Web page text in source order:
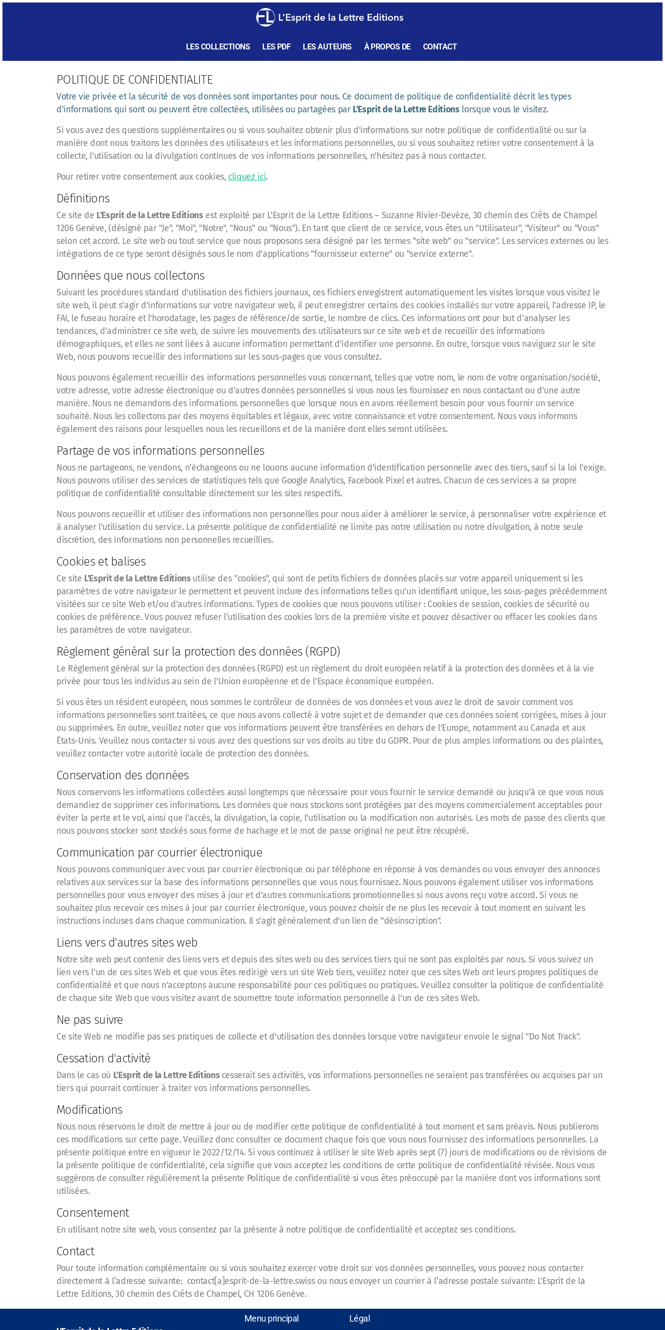
LES COLLECTIONS LES PDF LES AUTEURS À PROPOS DE CONTACT
POLITIQUE DE CONFIDENTIALITE
Votre vie privée et la sécurité de vos données sont importantes pour nous. Ce document de politique de confidentialité décrit les types
d'informations qui sont ou peuvent être collectées, utilisées ou partagées par L'Esprit de la Lettre Editions lorsque vous le visitez.
Si vous avez des questions supplémentaires ou si vous souhaitez obtenir plus d'informations sur notre politique de confidentialité ou sur la
manière dont nous traitons les données des utilisateurs et les informations personnelles, ou si vous souhaitez retirer votre consentement à la
collecte, l'utilisation ou la divulgation continues de vos informations personnelles, n'hésitez pas à nous contacter.
Pour retirer votre consentement aux cookies, cliquez ici.
Définitions
Ce site de L'Esprit de la Lettre Editions est exploité par L'Esprit de la Lettre Editions – Suzanne Rivier-Devèze, 30 chemin des Crêts de Champel
1206 Genève, (désigné par "Je", "Moi", "Notre", "Nous" ou "Nous"). En tant que client de ce service, vous êtes un "Utilisateur", "Visiteur" ou "Vous"
selon cet accord. Le site web ou tout service que nous proposons sera désigné par les termes "site web" ou "service". Les services externes ou les
intégrations de ce type seront désignés sous le nom d'applications "fournisseur externe" ou "service externe".
Données que nous collectons
Suivant les procédures standard d'utilisation des fichiers journaux, ces fichiers enregistrent automatiquement les visites lorsque vous visitez le
site web, il peut s'agir d'informations sur votre navigateur web, il peut enregistrer certains des cookies installés sur votre appareil, l'adresse IP, le
FAI, le fuseau horaire et l'horodatage, les pages de référence/de sortie, le nombre de clics. Ces informations ont pour but d'analyser les
tendances, d'administrer ce site web, de suivre les mouvements des utilisateurs sur ce site web et de recueillir des informations
démographiques, et elles ne sont liées à aucune information permettant d'identifier une personne. En outre, lorsque vous naviguez sur le site
Web, nous pouvons recueillir des informations sur les sous-pages que vous consultez.
Nous pouvons également recueillir des informations personnelles vous concernant, telles que votre nom, le nom de votre organisation/société,
votre adresse, votre adresse électronique ou d'autres données personnelles si vous nous les fournissez en nous contactant ou d'une autre
manière. Nous ne demandons des informations personnelles que lorsque nous en avons réellement besoin pour vous fournir un service
souhaité. Nous les collectons par des moyens équitables et légaux, avec votre connaissance et votre consentement. Nous vous informons
également des raisons pour lesquelles nous les recueillons et de la manière dont elles seront utilisées.
Partage de vos informations personnelles
Nous ne partageons, ne vendons, n’échangeons ou ne louons aucune information d'identification personnelle avec des tiers, sauf si la loi l'exige.
Nous pouvons utiliser des services de statistiques tels que Google Analytics, Facebook Pixel et autres. Chacun de ces services a sa propre
politique de confidentialité consultable directement sur les sites respectifs.
Nous pouvons recueillir et utiliser des informations non personnelles pour nous aider à améliorer le service, à personnaliser votre expérience et
à analyser l'utilisation du service. La présente politique de confidentialité ne limite pas notre utilisation ou notre divulgation, à notre seule
discrétion, des informations non personnelles recueillies.
Cookies et balises
Ce site L'Esprit de la Lettre Editions utilise des "cookies", qui sont de petits fichiers de données placés sur votre appareil uniquement si les
paramètres de votre navigateur le permettent et peuvent inclure des informations telles qu'un identifiant unique, les sous-pages précédemment
visitées sur ce site Web et/ou d'autres informations. Types de cookies que nous pouvons utiliser : Cookies de session, cookies de sécurité ou
cookies de préférence. Vous pouvez refuser l’utilisation des cookies lors de la première visite et pouvez désactiver ou effacer les cookies dans
les paramètres de votre navigateur.
Règlement général sur la protection des données (RGPD)
Le Règlement général sur la protection des données (RGPD) est un règlement du droit européen relatif à la protection des données et à la vie
privée pour tous les individus au sein de l'Union européenne et de l'Espace économique européen.
Si vous êtes un résident européen, nous sommes le contrôleur de données de vos données et vous avez le droit de savoir comment vos
informations personnelles sont traitées, ce que nous avons collecté à votre sujet et de demander que ces données soient corrigées, mises à jour
ou supprimées. En outre, veuillez noter que vos informations peuvent être transférées en dehors de l'Europe, notamment au Canada et aux
États-Unis. Veuillez nous contacter si vous avez des questions sur vos droits au titre du GDPR. Pour de plus amples informations ou des plaintes,
veuillez contacter votre autorité locale de protection des données.
Conservation des données
Nous conservons les informations collectées aussi longtemps que nécessaire pour vous fournir le service demandé ou jusqu'à ce que vous nous
demandiez de supprimer ces informations. Les données que nous stockons sont protégées par des moyens commercialement acceptables pour
éviter la perte et le vol, ainsi que l'accès, la divulgation, la copie, l'utilisation ou la modification non autorisés. Les mots de passe des clients que
nous pouvons stocker sont stockés sous forme de hachage et le mot de passe original ne peut être récupéré.
Communication par courrier électronique
Nous pouvons communiquer avec vous par courrier électronique ou par téléphone en réponse à vos demandes ou vous envoyer des annonces
relatives aux services sur la base des informations personnelles que vous nous fournissez. Nous pouvons également utiliser vos informations
personnelles pour vous envoyer des mises à jour et d'autres communications promotionnelles si nous avons reçu votre accord. Si vous ne
souhaitez plus recevoir ces mises à jour par courrier électronique, vous pouvez choisir de ne plus les recevoir à tout moment en suivant les
instructions incluses dans chaque communication. Il s'agit généralement d'un lien de "désinscription".
Liens vers d'autres sites web
Notre site web peut contenir des liens vers et depuis des sites web ou des services tiers qui ne sont pas exploités par nous. Si vous suivez un
lien vers l'un de ces sites Web et que vous êtes redirigé vers un site Web tiers, veuillez noter que ces sites Web ont leurs propres politiques de
confidentialité et que nous n'acceptons aucune responsabilité pour ces politiques ou pratiques. Veuillez consulter la politique de confidentialité
de chaque site Web que vous visitez avant de soumettre toute information personnelle à l'un de ces sites Web.
Ne pas suivre
Ce site Web ne modifie pas ses pratiques de collecte et d'utilisation des données lorsque votre navigateur envoie le signal "Do Not Track".
Cessation d'activité
Dans le cas où L'Esprit de la Lettre Editions cesserait ses activités, vos informations personnelles ne seraient pas transférées ou acquises par un
tiers qui pourrait continuer à traiter vos informations personnelles.
Modifications
Nous nous réservons le droit de mettre à jour ou de modifier cette politique de confidentialité à tout moment et sans préavis. Nous publierons
ces modifications sur cette page. Veuillez donc consulter ce document chaque fois que vous nous fournissez des informations personnelles. La
présente politique entre en vigueur le 2022/12/14. Si vous continuez à utiliser le site Web après sept (7) jours de modifications ou de révisions de
la présente politique de confidentialité, cela signifie que vous acceptez les conditions de cette politique de confidentialité révisée. Nous vous
suggérons de consulter régulièrement la présente Politique de confidentialité si vous êtes préoccupé par la manière dont vos informations sont
utilisées.
Consentement
En utilisant notre site web, vous consentez par la présente à notre politique de confidentialité et acceptez ses conditions.
Contact
Pour toute information complémentaire ou si vous souhaitez exercer votre droit sur vos données personnelles, vous pouvez nous contacter
directement à l’adresse suivante: contact[a]esprit-de-la-lettre.swiss ou nous envoyer un courrier à l’adresse postale suivante: L'Esprit de la
Lettre Editions, 30 chemin des Crêts de Champel, CH 1206 Genève.
Menu principal Légal